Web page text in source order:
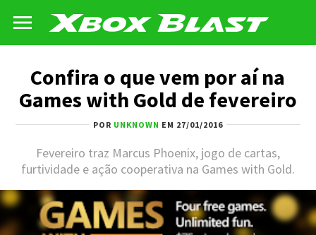
Confira o que vem por aí na
Games with Gold de fevereiro
POR UNKNOWN EM 27/01/2016
Fevereiro traz Marcus Phoenix, jogo de cartas,
furtividade e ação cooperativa na Games with Gold.